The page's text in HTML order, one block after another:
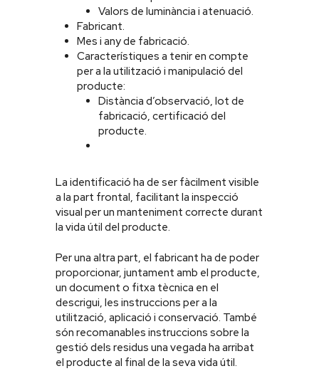
Valors de luminància i atenuació.
Fabricant.
Mes i any de fabricació.
Característiques a tenir en compte
per a la utilització i manipulació del
producte:
Distància d’observació, lot de
fabricació, certificació del
producte.
La identificació ha de ser fàcilment visible
a la part frontal, facilitant la inspecció
visual per un manteniment correcte durant
la vida útil del producte.
Per una altra part, el fabricant ha de poder
proporcionar, juntament amb el producte,
un document o fitxa tècnica en el
descrigui, les instruccions per a la
utilització, aplicació i conservació. També
són recomanables instruccions sobre la
gestió dels residus una vegada ha arribat
el producte al final de la seva vida útil.